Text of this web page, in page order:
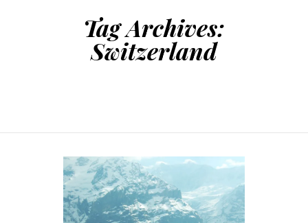
Tag Archives:
Switzerland